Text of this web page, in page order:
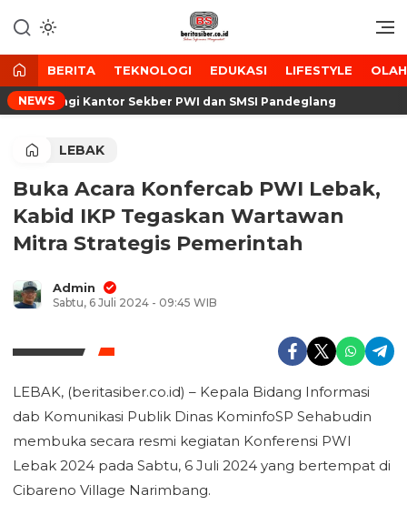
ke
konten
BeritaSiber.co.id
Media Tanggap Dan Akurat
BERITA TEKNOLOGI EDUKASI LIFESTYLE
NEWS Kantor Sekber PWI dan SMSI Pandeglang
LEBAK
Buka Acara Konfercab PWI Lebak,
Kabid IKP Tegaskan Wartawan
Mitra Strategis Pemerintah
Admin
Sabtu, 6 Juli 2024 - 09:45 WIB
LEBAK, (beritasiber.co.id) – Kepala Bidang Informasi
dab Komunikasi Publik Dinas KominfoSP Sehabudin
membuka secara resmi kegiatan Konferensi PWI
Lebak 2024 pada Sabtu, 6 Juli 2024 yang bertempat di
Cibareno Village Narimbang.